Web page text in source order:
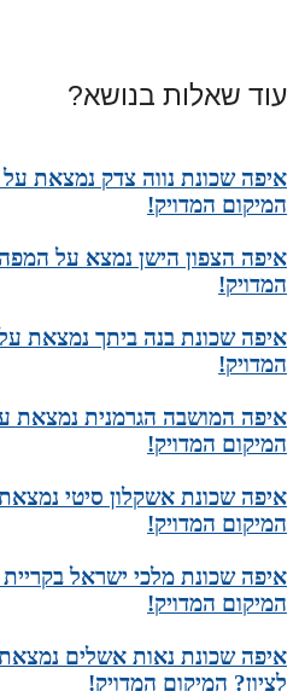
עוד שאלות בנושא?
איפה שכונת נווה צדק נמצאת
המיקום המדויק!
איפה הצפון הישן נמצא על
המדויק!
איפה שכונת בנה ביתך נמצאת
המדויק!
איפה המושבה הגרמנית נמצאת
המיקום המדויק!
איפה שכונת אשקלון סיטי
המיקום המדויק!
איפה שכונת מלכי ישראל
המיקום המדויק!
איפה שכונת נאות אשלים
לציון? המיקום המדויק!